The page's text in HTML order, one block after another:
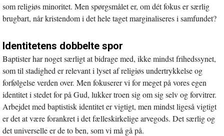
som religiøs minoritet. Men spørgsmålet er, om dét fokus er særlig
brugbart, når kristendom i det hele taget marginaliseres i samfundet?
Identitetens dobbelte spor
Baptister har noget særligt at bidrage med, ikke mindst frihedssynet,
som til stadighed er relevant i lyset af religiøs undertrykkelse og
forfølgelse verden over. Men fokuserer vi for meget på vores egen
identitet i stedet for på Gud, lukker troen sig om sig selv og forvitrer.
Arbejdet med baptistisk identitet er vigtigt, men mindst ligeså vigtigt
er det at være forankret i det fælleskirkelige arvegods. Det særlig og
det universelle er de to ben, som vi må gå på.